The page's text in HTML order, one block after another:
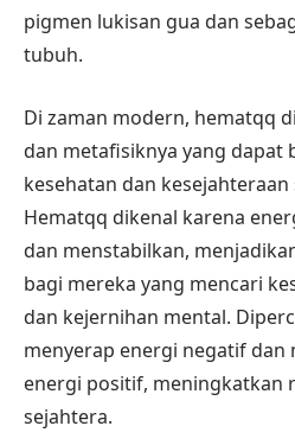
pigmen lukisan gua dan
tubuh.
Di zaman modern, hematqq
dan metafisiknya yang dapat
kesehatan dan
Hematqq dikenal karena
dan menstabilkan,
bagi mereka yang mencari
dan kejernihan mental.
menyerap energi negatif dan
energi positif, meningkatkan
sejahtera.